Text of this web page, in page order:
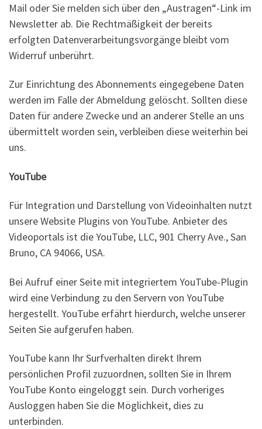
Mail oder Sie melden sich über den „Austragen“-Link im
Newsletter ab. Die Rechtmäßigkeit der bereits
erfolgten Datenverarbeitungsvorgänge bleibt vom
Widerruf unberührt.
Zur Einrichtung des Abonnements eingegebene Daten
werden im Falle der Abmeldung gelöscht. Sollten diese
Daten für andere Zwecke und an anderer Stelle an uns
übermittelt worden sein, verbleiben diese weiterhin bei
uns.
YouTube
Für Integration und Darstellung von Videoinhalten nutzt
unsere Website Plugins von YouTube. Anbieter des
Videoportals ist die YouTube, LLC, 901 Cherry Ave., San
Bruno, CA 94066, USA.
Bei Aufruf einer Seite mit integriertem YouTube-Plugin
wird eine Verbindung zu den Servern von YouTube
hergestellt. YouTube erfährt hierdurch, welche unserer
Seiten Sie aufgerufen haben.
YouTube kann Ihr Surfverhalten direkt Ihrem
persönlichen Profil zuzuordnen, sollten Sie in Ihrem
YouTube Konto eingeloggt sein. Durch vorheriges
Ausloggen haben Sie die Möglichkeit, dies zu
unterbinden.